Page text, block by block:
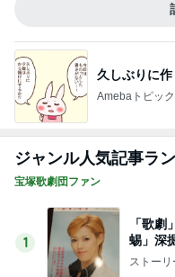
久しぶりに
Amebaトピッ
ジャンル人気記事ラ
宝塚歌劇団ファン
1
「歌
蜴」深
ストー